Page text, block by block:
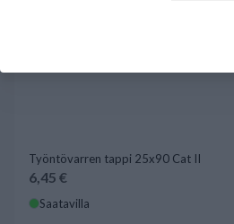
Työntövarren tappi 25x90 Cat II
6,45 €
Saatavilla